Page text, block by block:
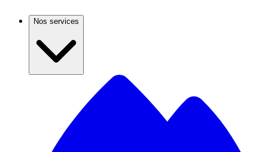
Nos services